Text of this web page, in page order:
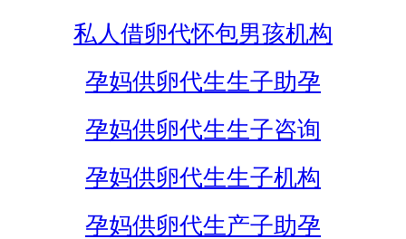
私人借卵代怀包男孩机构
孕妈供卵代生生子助孕
孕妈供卵代生生子咨询
孕妈供卵代生生子机构
孕妈供卵代生产子助孕